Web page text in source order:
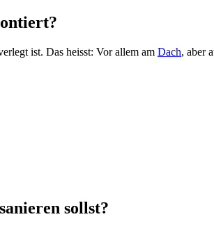
ist. Das heisst: Vor allem am Dach, aber
sollst?